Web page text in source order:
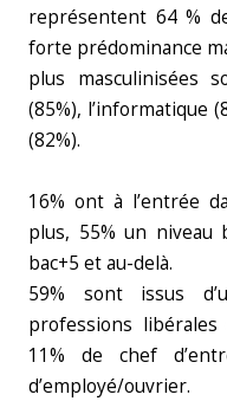
représentent 64 %
forte prédominance
plus masculinisées
(85%), l’informatique
(82%).
16% ont à l’entrée
plus, 55% un niveau
bac+5 et au-delà.
59% sont issus
professions
11% de chef
d’employé/ouvrier.